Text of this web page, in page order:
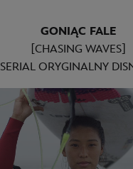
GONIĄC FALE
[CHASING WAVES]
SERIAL ORYGINALNY